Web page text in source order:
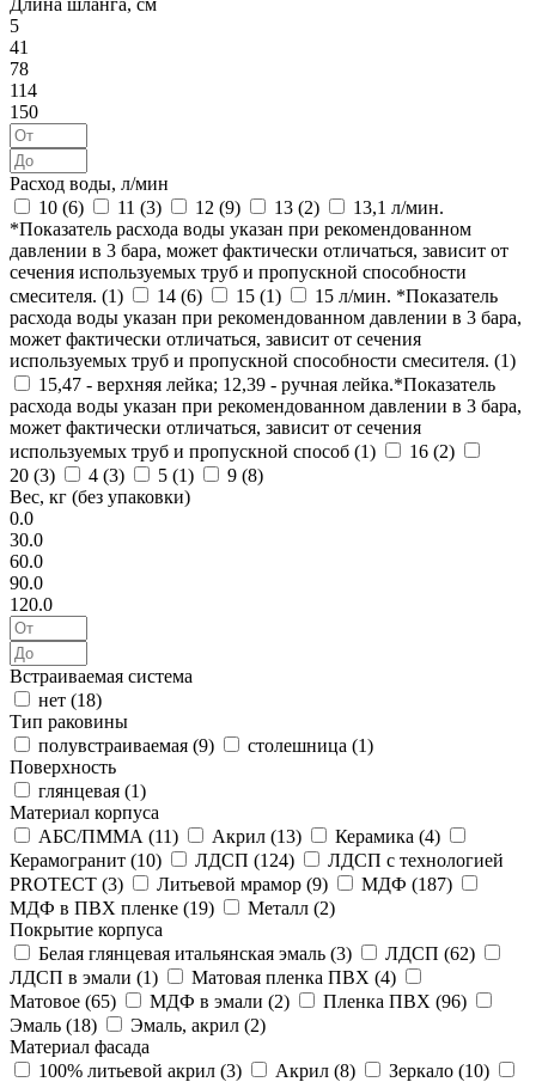
5
41
78
114
150
Расход воды, л/мин
10 (6) 11 (3) 12 (9) 13 (2)
13,1 л/мин.
*Показатель расхода воды указан при рекомендованном
давлении в 3 бара, может фактически отличаться, зависит от
сечения используемых труб и пропускной способности
смесителя. (1) 14 (6) 15 (1)
15 л/мин. *Показатель
расхода воды указан при рекомендованном давлении в 3 бара,
может фактически отличаться, зависит от сечения
используемых труб и пропускной способности смесителя. (1)
15,47 - верхняя лейка; 12,39 - ручная лейка.*Показатель
расхода воды указан при рекомендованном давлении в 3 бара,
может фактически отличаться, зависит от сечения
используемых труб и пропускной способ (1) 16 (2)
20 (3) 4 (3) 5 (1) 9 (8)
Вес, кг (без упаковки)
0.0
30.0
60.0
90.0
120.0
Встраиваемая система
нет (18)
Тип раковины
полувстраиваемая (9) столешница (1)
Поверхность
глянцевая (1)
Материал корпуса
АБС/ПММА (11) Акрил (13) Керамика (4)
Керамогранит (10) ЛДСП (124)
ЛДСП с технологией
PROTECT (3) Литьевой мрамор (9) МДФ (187)
МДФ в ПВХ пленке (19) Металл (2)
Покрытие корпуса
Белая глянцевая итальянская эмаль (3) ЛДСП (62)
ЛДСП в эмали (1) Матовая пленка ПВХ (4)
Матовое (65) МДФ в эмали (2) Пленка ПВХ (96)
Эмаль (18) Эмаль, акрил (2)
Материал фасада
100% литьевой акрил (3) Акрил (8) Зеркало (10)